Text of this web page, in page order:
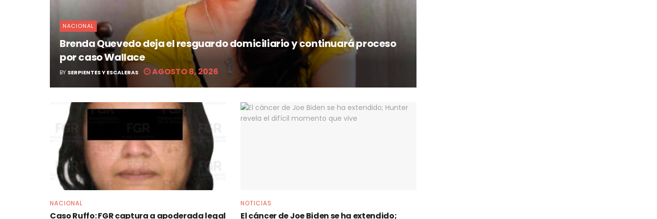
NACIONAL
Brenda Quevedo deja el resguardo domiciliario y continuará proceso
por caso Wallace
BY SERPIENTES Y ESCALERAS AGOSTO 8, 2026
NACIONAL
Caso Ruffo: FGR captura a apoderada legal
NOTICIAS
El cáncer de Joe Biden se ha extendido;